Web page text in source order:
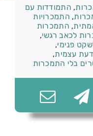
, התמודדות עם
, התמכרויות
, התמכרות
לכאב רגשי,
פנימי,
עצמית,
בלי התמכרות